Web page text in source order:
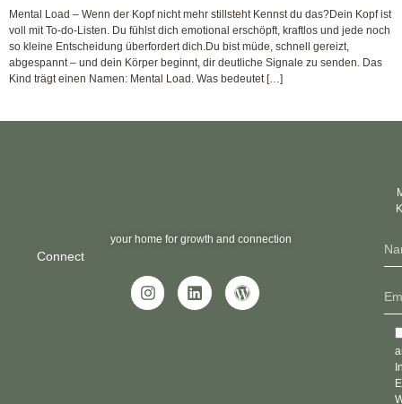
Mental Load – Wenn der Kopf nicht mehr stillsteht Kennst du das?Dein Kopf ist
voll mit To-do-Listen. Du fühlst dich emotional erschöpft, kraftlos und jede noch
so kleine Entscheidung überfordert dich.Du bist müde, schnell gereizt,
abgespannt – und dein Körper beginnt, dir deutliche Signale zu senden. Das
Kind trägt einen Namen: Mental Load. Was bedeutet […]
your home for growth and connection
Connect